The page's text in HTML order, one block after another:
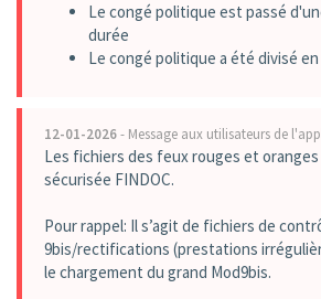
Le congé politique est passé
durée
Le congé politique a été divisé
12-01-2026- Message aux utilisateurs de
Les fichiers des feux rouges et
sécurisée FINDOC.
Pour rappel: Il s’agit de fichiers de
9bis/rectifications (prestations
le chargement du grand Mod9bis.